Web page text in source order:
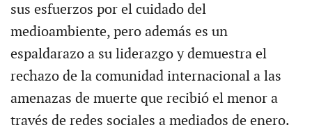
sus esfuerzos por el cuidado del
medioambiente, pero además es un
espaldarazo a su liderazgo y demuestra el
rechazo de la comunidad internacional a las
amenazas de muerte que recibió el menor a
través de redes sociales a mediados de enero.